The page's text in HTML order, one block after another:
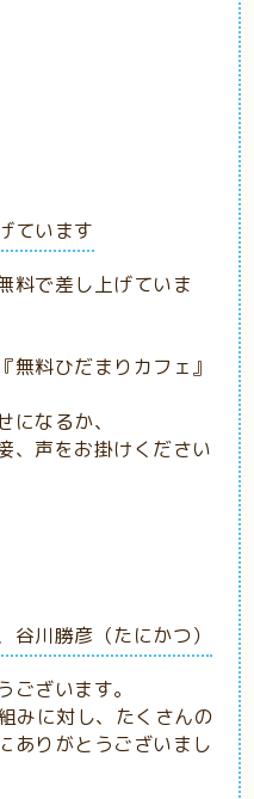
ています
料で差し上げていま
無料ひだまりカフェ』
なるか、
、声をお掛けください
川勝彦（たにかつ）
ざいます。
みに対し、たくさんの
ありがとうございまし